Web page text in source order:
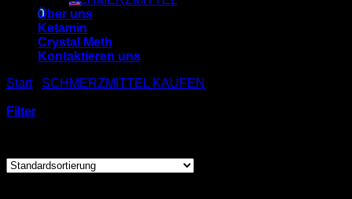
0
Warenkorb
Es befinden sich keine Produkte im Warenkorb.
Über uns
Ketamin
Crystal Meth
Kontaktieren uns
Start
SCHMERZMITTEL KAUFEN
Filter